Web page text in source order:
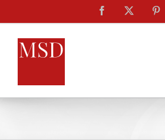
al
contenuto
Facebook